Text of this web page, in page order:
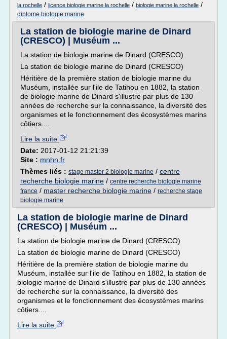
la rochelle / licence biologie marine la rochelle / biologie marine la rochelle /
diplome biologie marine
La station de biologie marine de Dinard
(CRESCO) | Muséum ...
La station de biologie marine de Dinard (CRESCO)
La station de biologie marine de Dinard (CRESCO)
Héritière de la première station de biologie marine du
Muséum, installée sur l'ile de Tatihou en 1882, la station
de biologie marine de Dinard s'illustre par plus de 130
années de recherche sur la connaissance, la diversité des
organismes et le fonctionnement des écosystèmes marins
côtiers....
Lire la suite
Date: 2017-01-12 21:21:39
Site : mnhn.fr
Thèmes liés : stage master 2 biologie marine / centre
recherche biologie marine / centre recherche biologie marine
france / master recherche biologie marine / recherche stage
biologie marine
La station de biologie marine de Dinard
(CRESCO) | Muséum ...
La station de biologie marine de Dinard (CRESCO)
La station de biologie marine de Dinard (CRESCO)
Héritière de la première station de biologie marine du
Muséum, installée sur l'ile de Tatihou en 1882, la station de
biologie marine de Dinard s'illustre par plus de 130 années
de recherche sur la connaissance, la diversité des
organismes et le fonctionnement des écosystèmes marins
côtiers....
Lire la suite